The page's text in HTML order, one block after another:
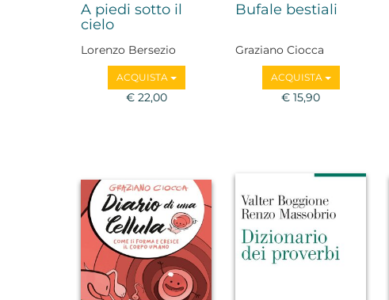
A piedi sotto il
cielo
Lorenzo Bersezio
ACQUISTA
€ 22,00
Bufale bestiali
Graziano Ciocca
ACQUISTA
€ 15,90